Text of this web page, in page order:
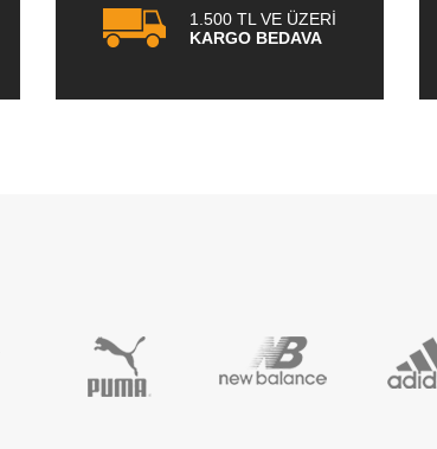
1.500 TL VE ÜZERİ
KARGO BEDAVA